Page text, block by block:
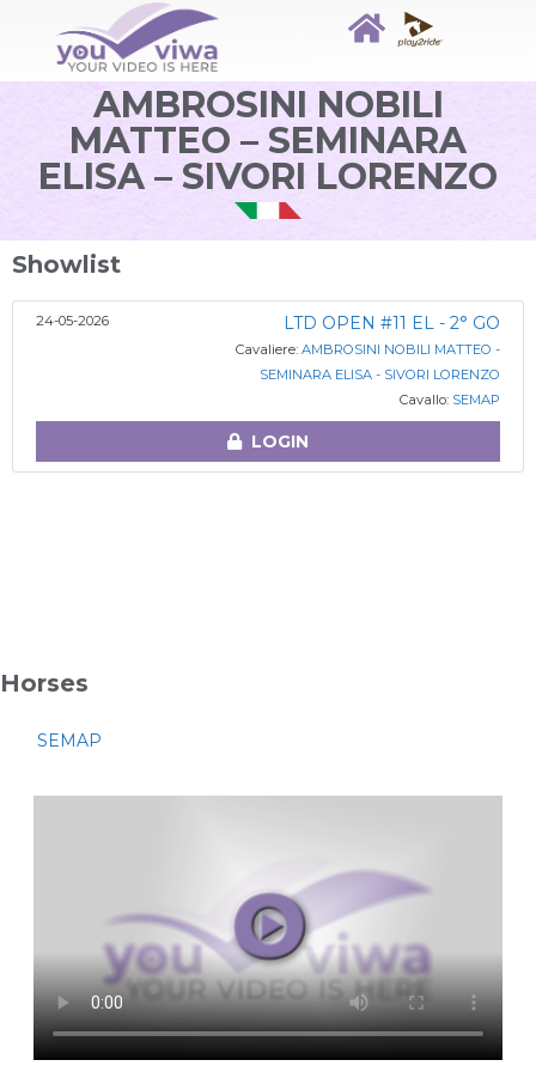
AMBROSINI NOBILI
MATTEO – SEMINARA
ELISA – SIVORI LORENZO
Showlist
24-05-2026 LTD OPEN #11 EL - 2° GO
Cavaliere: AMBROSINI NOBILI MATTEO -
SEMINARA ELISA - SIVORI LORENZO
Cavallo: SEMAP
LOGIN
Horses
SEMAP